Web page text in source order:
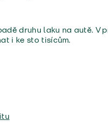
druhu laku na autě. V
i ke sto tisícům.